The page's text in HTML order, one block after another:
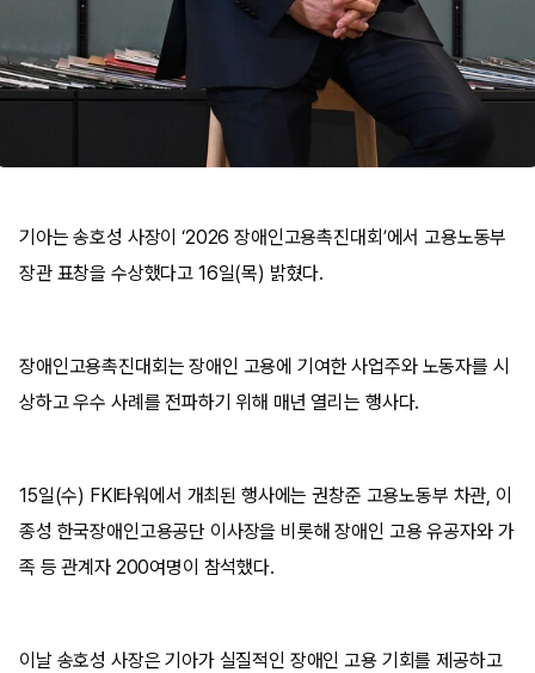
기아는 송호성 사장이 ‘2026 장애인고용촉진대회’에서 고용노동부
장관 표창을 수상했다고 16일(목) 밝혔다.
장애인고용촉진대회는 장애인 고용에 기여한 사업주와 노동자를 시
상하고 우수 사례를 전파하기 위해 매년 열리는 행사다.
15일(수) FKI타워에서 개최된 행사에는 권창준 고용노동부 차관, 이
종성 한국장애인고용공단 이사장을 비롯해 장애인 고용 유공자와 가
족 등 관계자 200여명이 참석했다.
이날 송호성 사장은 기아가 실질적인 장애인 고용 기회를 제공하고